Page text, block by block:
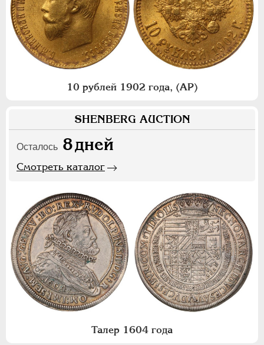
10 рублей 1902 года, (АР)
SHENBERG AUCTION
Осталось 8дней
Смотреть каталог
Талер 1604 года